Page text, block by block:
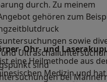
durch. Zu meinem
gehören zum
sowie
sind
bei
Ohr- und
eine Heilmethode aus
Medizin und